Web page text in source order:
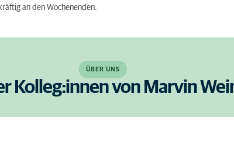
an den Wochenenden.
ÜBER UNS
Kolleg:innen von Marvin